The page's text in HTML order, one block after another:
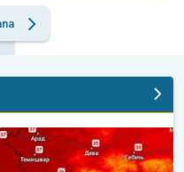
sedmice. Temp. oko i iznad